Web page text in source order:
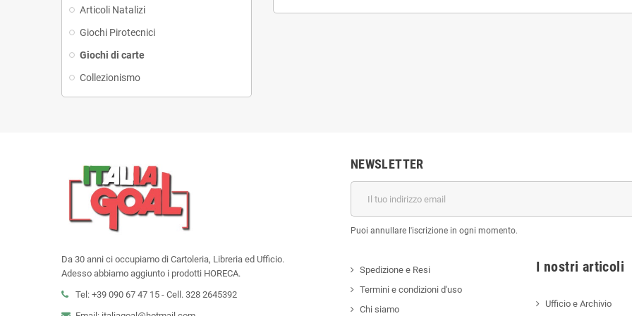
Articoli Natalizi
Giochi Pirotecnici
Giochi di carte
Collezionismo
Da 30 anni ci occupiamo di Cartoleria, Libreria ed Ufficio.
Adesso abbiamo aggiunto i prodotti HORECA.
Tel: +39 090 67 47 15 - Cell. 328 2645392
NEWSLETTER
Puoi annullare l'iscrizione in ogni momento.
Spedizione e Resi
Termini e condizioni d'uso
Chi siamo
I nostri
Ufficio e Archivio